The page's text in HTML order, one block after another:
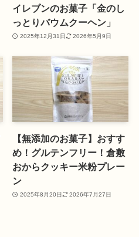
イレブンのお菓子「金のし
っとりバウムクーヘン」
2025年12月31日 2026年5月9日
【無添加のお菓子】おすす
め！グルテンフリー！倉敷
おからクッキー米粉プレー
ン
2025年8月20日 2026年7月27日